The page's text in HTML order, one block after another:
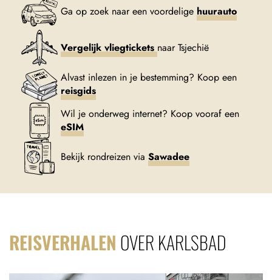
Ga op zoek naar een voordelige huurauto
Vergelijk vliegtickets naar Tsjechië
Alvast inlezen in je bestemming? Koop een
reisgids
Wil je onderweg internet? Koop vooraf een
eSIM
Bekijk rondreizen via Sawadee
REISVERHALEN OVER KARLSBAD